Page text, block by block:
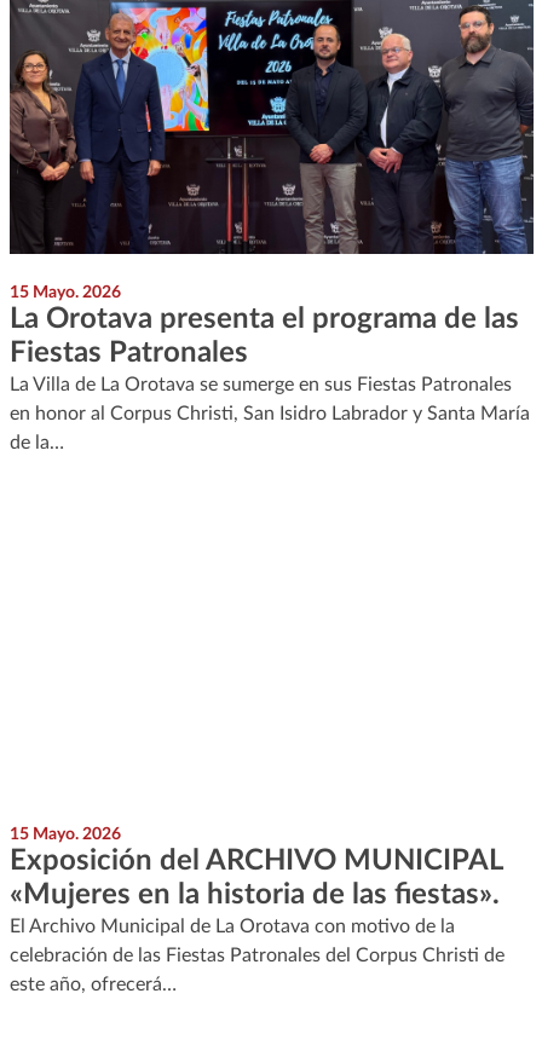
15 Mayo. 2026
La Orotava presenta el programa de las
Fiestas Patronales
La Villa de La Orotava se sumerge en sus Fiestas Patronales
en honor al Corpus Christi, San Isidro Labrador y Santa María
de la…
15 Mayo. 2026
Exposición del ARCHIVO MUNICIPAL
«Mujeres en la historia de las fiestas».
El Archivo Municipal de La Orotava con motivo de la
celebración de las Fiestas Patronales del Corpus Christi de
este año, ofrecerá…